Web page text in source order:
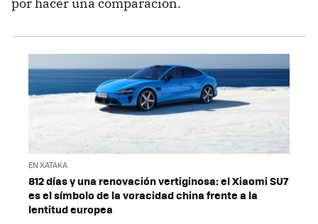
por hacer una comparación.
EN XATAKA
812 días y una renovación vertiginosa: el Xiaomi SU7
es el símbolo de la voracidad china frente a la
lentitud europea